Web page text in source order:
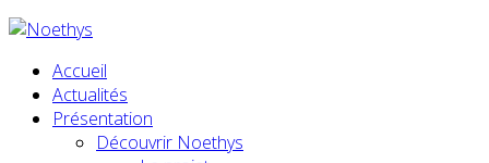
Accueil
Actualités
Présentation
Découvrir Noethys